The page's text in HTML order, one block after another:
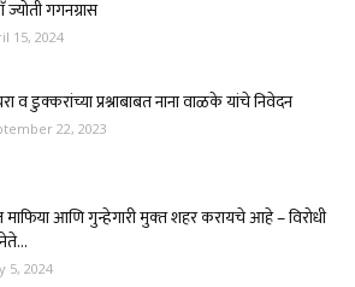
ज्योती गगनग्रास
15, 2024
व डुक्करांच्या प्रश्नाबाबत नाना वाळके यांचे निवेदन
22, 2023
माफिया आणि गुन्हेगारी मुक्‍त शहर करायचे आहे – विरोधी
5, 2024